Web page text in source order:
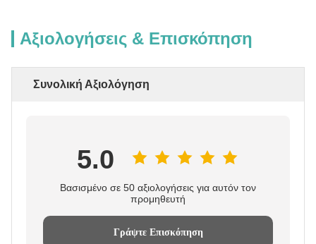
Αξιολογήσεις & Επισκόπηση
Συνολική Αξιολόγηση
5.0
Βασισμένο σε 50 αξιολογήσεις για αυτόν τον
προμηθευτή
Γράψτε Επισκόπηση